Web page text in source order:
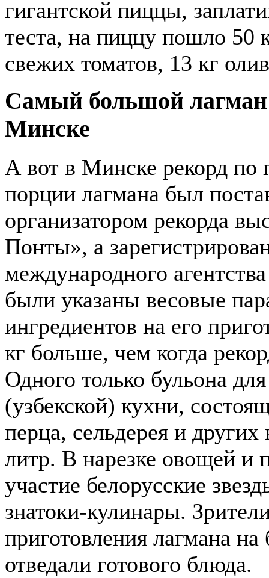
гигантской пиццы,
теста, на пиццу пошло 50
свежих томатов, 13 кг
Самый большой
Минске
А вот в Минске рекорд по
порции лагмана был
организатором рекорда
Понты», а
международного
были указаны весовые
ингредиентов на его
кг больше, чем когда
Одного только бульона
(узбекской) кухни,
перца, сельдерея и
литр. В нарезке овощей и
участие белорусские
знатоки-кулинары.
приготовления лагмана
отведали готового блюда.